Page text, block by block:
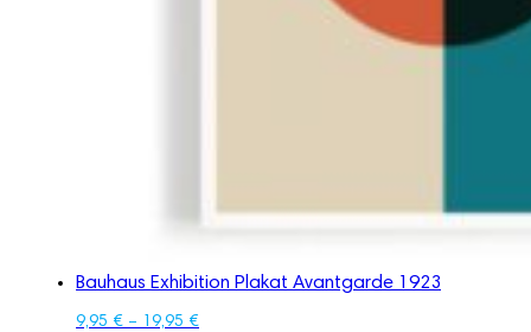
Bauhaus Exhibition Plakat Avantgarde 1923
9,95 € – 19,95 €